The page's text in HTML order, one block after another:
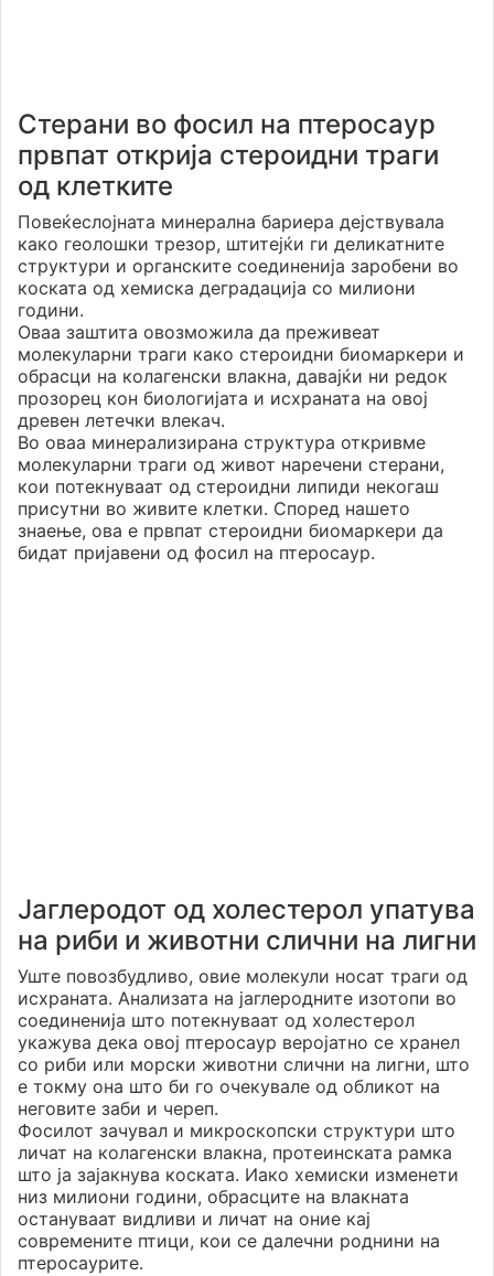
Стерани во фосил на птеросаур
првпат открија стероидни траги
од клетките
Повеќеслојната минерална бариера дејствувала
како геолошки трезор, штитејќи ги деликатните
структури и органските соединенија заробени во
коската од хемиска деградација со милиони
години.
Оваа заштита овозможила да преживеат
молекуларни траги како стероидни биомаркери и
обрасци на колагенски влакна, давајќи ни редок
прозорец кон биологијата и исхраната на овој
древен летечки влекач.
Во оваа минерализирана структура откривме
молекуларни траги од живот наречени стерани,
кои потекнуваат од стероидни липиди некогаш
присутни во живите клетки. Според нашето
знаење, ова е првпат стероидни биомаркери да
бидат пријавени од фосил на птеросаур.
Јаглеродот од холестерол упатува
на риби и животни слични на лигни
Уште повозбудливо, овие молекули носат траги од
исхраната. Анализата на јаглеродните изотопи во
соединенија што потекнуваат од холестерол
укажува дека овој птеросаур веројатно се хранел
со риби или морски животни слични на лигни, што
е токму она што би го очекувале од обликот на
неговите заби и череп.
Фосилот зачувал и микроскопски структури што
личат на колагенски влакна, протеинската рамка
што ја зајакнува коската. Иако хемиски изменети
низ милиони години, обрасците на влакната
остануваат видливи и личат на оние кај
современите птици, кои се далечни роднини на
птеросаурите.